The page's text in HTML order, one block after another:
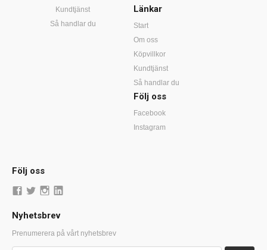
Kundtjänst
Så handlar du
Länkar
Start
Om oss
Köpvillkor
Kundtjänst
Så handlar du
Följ oss
Facebook
Instagram
Följ oss
Nyhetsbrev
Prenumerera på vårt nyhetsbrev